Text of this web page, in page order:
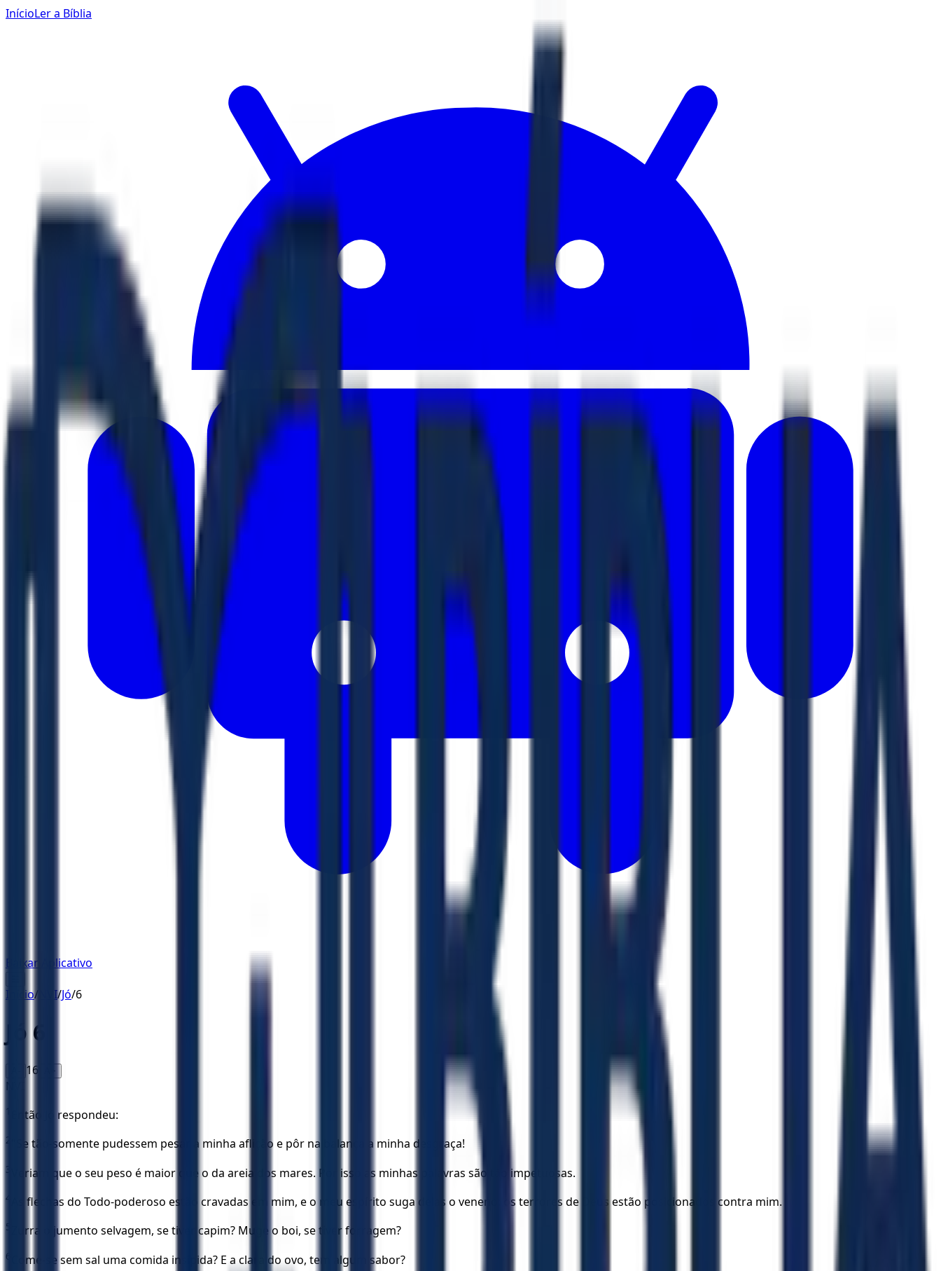
InícioLer a Bíblia
Baixar Aplicativo
Início/ NVI/Jó/6
Jó 6
16 A+
NVI
1 Então Jó respondeu:
2 "Se tão-somente pudessem pesar a minha aflição e pôr na balança a minha desgraça!
3 Veriam que o seu peso é maior que o da areia dos mares. Por isso as minhas palavras são tão impetuosas.
4 As flechas do Todo-poderoso estão cravadas em mim, e o meu espírito suga delas o veneno; os terrores de Deus estão posicionados contra mim.
5 Zurra o jumento selvagem, se tiver capim? Muge o boi, se tiver forragem?
6 Come-se sem sal uma comida insípida? E a clara do ovo, tem algum sabor?